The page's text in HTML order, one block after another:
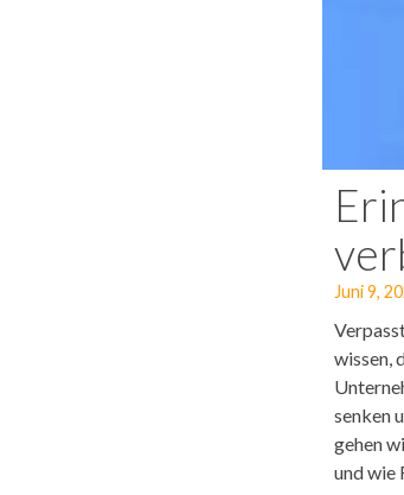
Juni 9,
wissen,
senken
gehen
und wie